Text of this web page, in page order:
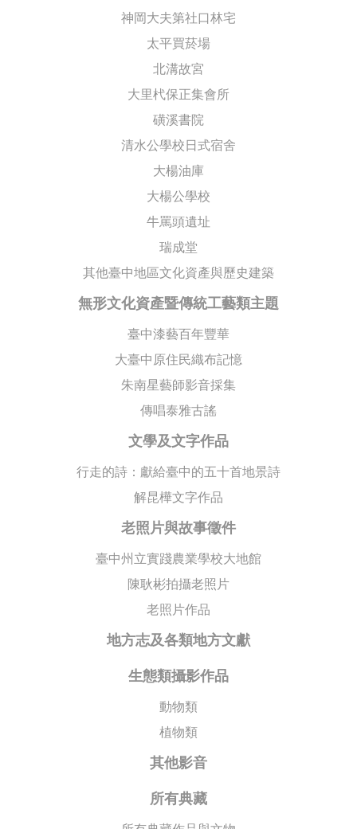
神岡大夫第社口林宅
太平買菸場
北溝故宮
大里杙保正集會所
磺溪書院
清水公學校日式宿舍
大楊油庫
大楊公學校
牛罵頭遺址
瑞成堂
其他臺中地區文化資產與歷史建築
無形文化資產暨傳統工藝類主題
臺中漆藝百年豐華
大臺中原住民織布記憶
朱南星藝師影音採集
傳唱泰雅古謠
文學及文字作品
行走的詩：獻給臺中的五十首地景詩
解昆樺文字作品
老照片與故事徵件
臺中州立實踐農業學校大地館
陳耿彬拍攝老照片
老照片作品
地方志及各類地方文獻
生態類攝影作品
動物類
植物類
其他影音
所有典藏